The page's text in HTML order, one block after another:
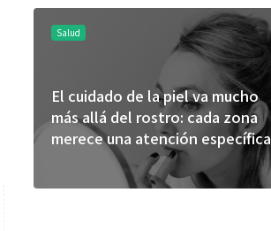
Salud
El cuidado de la piel va mucho
más allá del rostro: cada zona
merece una atención específica